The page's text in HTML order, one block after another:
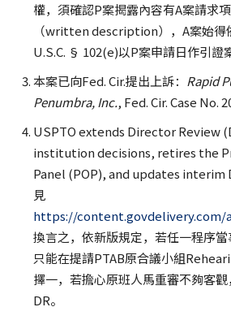
權，須確認P案揭露內容有A案請求
（written description），A案始得
U.S.C. § 102(e)以P案申請日作引證
本案已向Fed. Cir.提出上訴： Rapid
Penumbra, Inc., Fed. Cir. Case No.
USPTO extends Director Review
institution decisions, retires the
Panel (POP), and updates interim
見
https://content.govdelivery.com/
換言之，依新版規定，若任一程序當
只能在提請PTAB原合議小組
擇一，若擔心原班人馬重審不夠客
DR。